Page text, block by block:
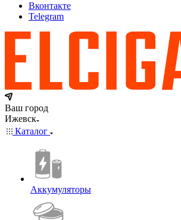
Вконтакте
Telegram
Ваш город
Ижевск
Каталог
Аккумуляторы